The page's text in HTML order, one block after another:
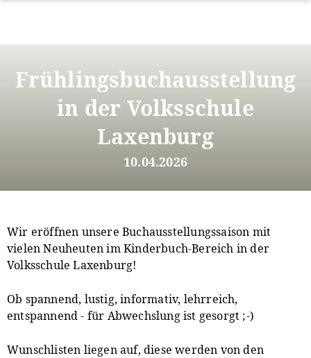
Inhalt
Frühlingsbuchausstellung
in der Volksschule
Laxenburg
10.04.2026
Wir eröffnen unsere Buchausstellungssaison mit
vielen Neuheuten im Kinderbuch-Bereich in der
Volksschule Laxenburg!
Ob spannend, lustig, informativ, lehrreich,
entspannend - für Abwechslung ist gesorgt ;-)
Wunschlisten liegen auf, diese werden von den